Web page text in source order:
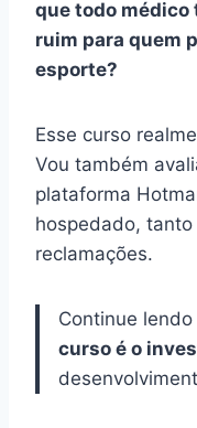
que todo médico
ruim para quem
esporte?
Esse curso
Vou também
plataforma
hospedado,
reclamações.
Continue
curso é o